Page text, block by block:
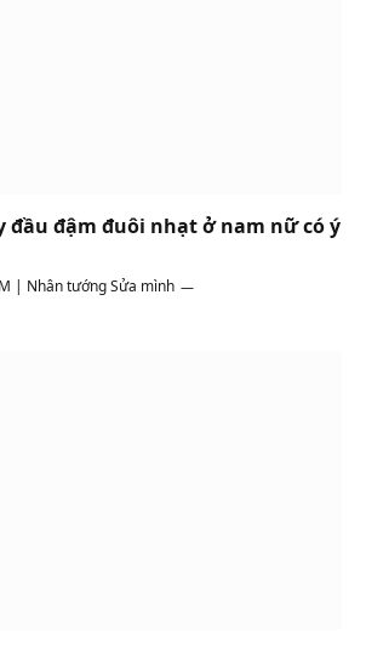
đầu đậm đuôi nhạt ở nam nữ có ý
| Nhân tướng Sửa mình